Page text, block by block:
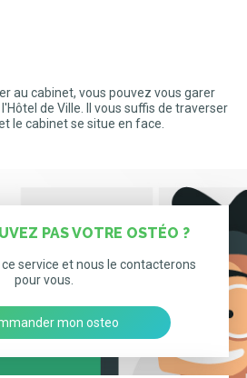
au cabinet, vous pouvez vous garer
de Ville. Il vous suffis de traverser
le cabinet se situe en face.
PAS VOTRE OSTÉO ?
service et nous le contacterons
pour vous.
mon osteo